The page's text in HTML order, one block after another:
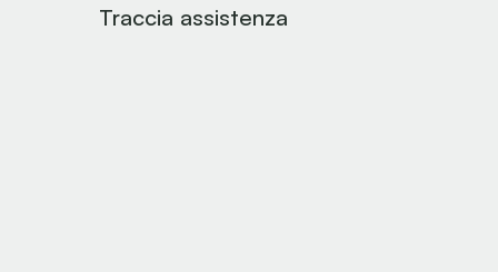
Traccia assistenza